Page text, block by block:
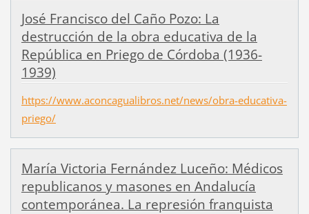
José Francisco del Caño Pozo: La
destrucción de la obra educativa de la
República en Priego de Córdoba (1936-
1939)
https://www.aconcagualibros.net/news/obra-educativa-
priego/
María Victoria Fernández Luceño: Médicos
republicanos y masones en Andalucía
contemporánea. La represión franquista